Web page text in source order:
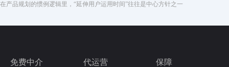
在产品规划的惯例逻辑里，“延伸用户运用时间”往往是中心方针之一
免费中介 代运营 保障